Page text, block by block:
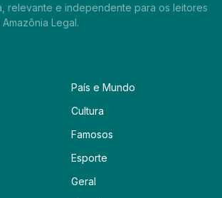
relevante e independente para os leitores
Legal.
País e Mundo
Cultura
Famosos
Esporte
Geral